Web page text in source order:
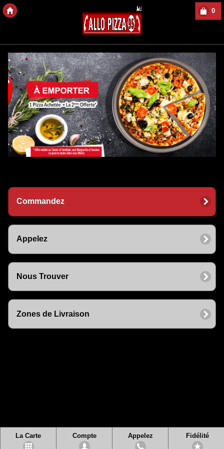
0
Commandez
Appelez
Nous Trouver
Zones de Livraison
La Carte Compte Appelez Fidélité
Copyright des-Click